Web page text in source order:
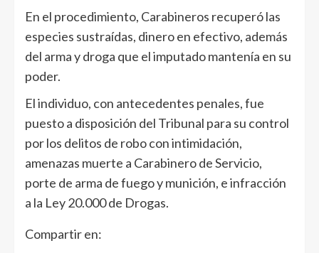
En el procedimiento, Carabineros recuperó las
especies sustraídas, dinero en efectivo, además
del arma y droga que el imputado mantenía en su
poder.
El individuo, con antecedentes penales, fue
puesto a disposición del Tribunal para su control
por los delitos de robo con intimidación,
amenazas muerte a Carabinero de Servicio,
porte de arma de fuego y munición, e infracción
a la Ley 20.000 de Drogas.
Compartir en: